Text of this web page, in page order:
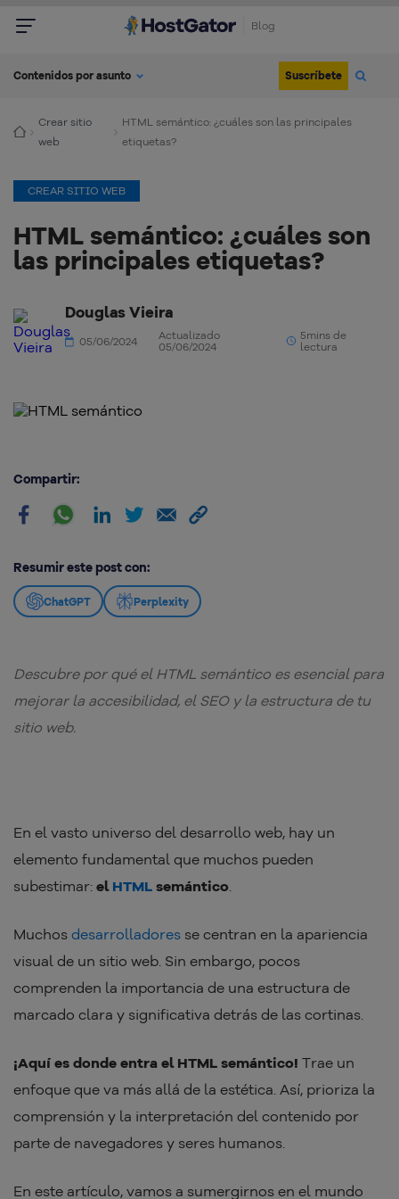
Blog
Contenidos por asunto Suscríbete
Crear sitio
web
HTML semántico: ¿cuáles son las principales
etiquetas?
CREAR SITIO WEB
HTML semántico: ¿cuáles son
las principales etiquetas?
Douglas Vieira
05/06/2024
Actualizado
05/06/2024
5mins de
lectura
Compartir:
Resumir este post con:
ChatGPT Perplexity
Descubre por qué el HTML semántico es esencial para
mejorar la accesibilidad, el SEO y la estructura de tu
sitio web.
En el vasto universo del desarrollo web, hay un
elemento fundamental que muchos pueden
subestimar: el HTML semántico.
Muchos desarrolladores se centran en la apariencia
visual de un sitio web. Sin embargo, pocos
comprenden la importancia de una estructura de
marcado clara y significativa detrás de las cortinas.
¡Aquí es donde entra el HTML semántico! Trae un
enfoque que va más allá de la estética. Así, prioriza la
comprensión y la interpretación del contenido por
parte de navegadores y seres humanos.
En este artículo, vamos a sumergirnos en el mundo